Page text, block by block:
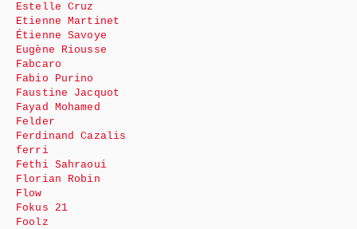
Estelle Cruz
Etienne Martinet
Étienne Savoye
Eugène Riousse
Fabcaro
Fabio Purino
Faustine Jacquot
Fayad Mohamed
Felder
Ferdinand Cazalis
ferri
Fethi Sahraoui
Florian Robin
Flow
Fokus 21
Foolz